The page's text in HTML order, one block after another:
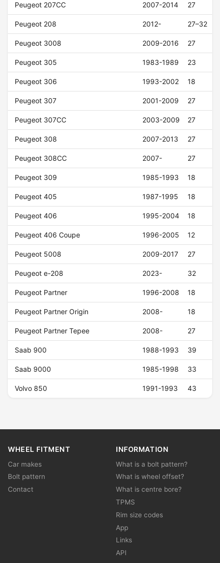
Peugeot 207CC 2007-2014 27
Peugeot 208 2012- 27–32
Peugeot 3008 2009-2016 27
Peugeot 305 1983-1989 23
Peugeot 306 1993-2002 18
Peugeot 307 2001-2009 27
Peugeot 307CC 2003-2009 27
Peugeot 308 2007-2013 27
Peugeot 308CC 2007- 27
Peugeot 309 1985-1993 18
Peugeot 405 1987-1995 18
Peugeot 406 1995-2004 18
Peugeot 406 Coupe 1996-2005 12
Peugeot 5008 2009-2017 27
Peugeot e-208 2023- 32
Peugeot Partner 1996-2008 18
Peugeot Partner Origin 2008- 18
Peugeot Partner Tepee 2008- 27
Saab 900 1988-1993 39
Saab 9000 1985-1998 33
Volvo 850 1991-1993 43
WHEEL FITMENT
Car makes
Bolt pattern
Contact
INFORMATION
What is a bolt pattern?
What is wheel offset?
What is centre bore?
TPMS
Rim size codes
App
Links
API